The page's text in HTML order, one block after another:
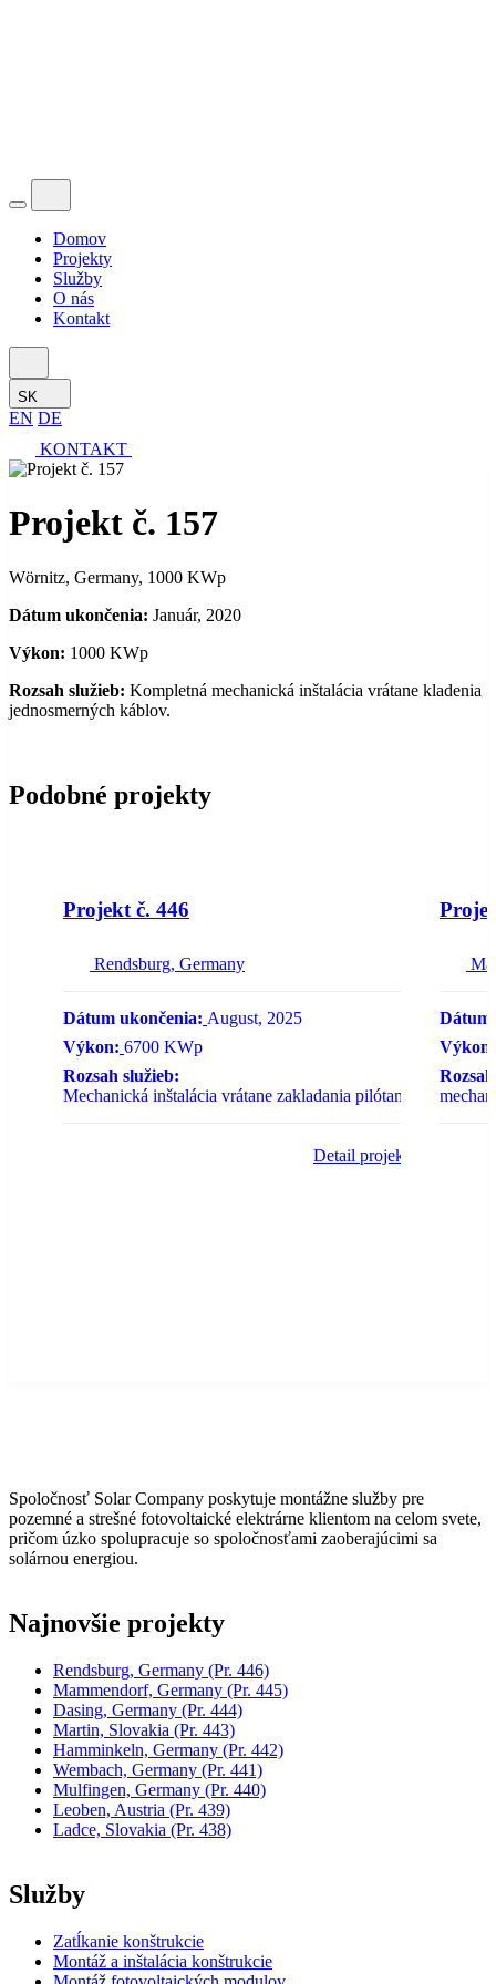
Domov
Projekty
Služby
O nás
Kontakt
SK
EN DE
KONTAKT
Projekt č. 157
Wörnitz, Germany, 1000 KWp
Dátum ukončenia: Január, 2020
Výkon: 1000 KWp
Rozsah služieb: Kompletná mechanická inštalácia vrátane kladenia
jednosmerných káblov.
Podobné projekty
Projekt č. 446
Rendsburg, Germany
Dátum ukončenia: August, 2025
Výkon: 6700 KWp
Rozsah služieb:
Mechanická inštalácia vrátane zakladania pilótami
Detail projektu
Dátum
Výkon:
Spoločnosť Solar Company poskytuje montážne služby pre
pozemné a strešné fotovoltaické elektrárne klientom na celom svete,
pričom úzko spolupracuje so spoločnosťami zaoberajúcimi sa
solárnou energiou.
Najnovšie projekty
Rendsburg, Germany (Pr. 446)
Mammendorf, Germany (Pr. 445)
Dasing, Germany (Pr. 444)
Martin, Slovakia (Pr. 443)
Hamminkeln, Germany (Pr. 442)
Wembach, Germany (Pr. 441)
Mulfingen, Germany (Pr. 440)
Leoben, Austria (Pr. 439)
Ladce, Slovakia (Pr. 438)
Služby
Zatĺkanie konštrukcie
Montáž a inštalácia konštrukcie